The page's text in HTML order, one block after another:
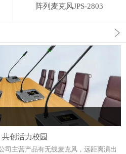
阵列麦克风JPS-2803
创活力校园